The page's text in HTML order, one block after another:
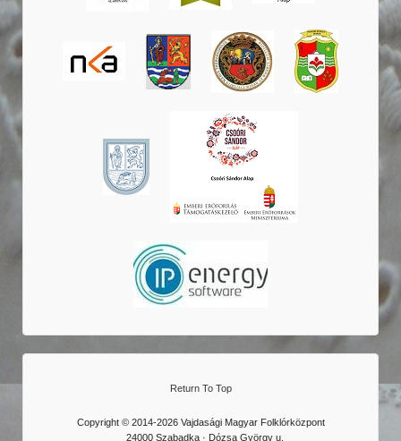
Return To Top
Copyright © 2014-2026 Vajdasági Magyar Folklórközpont
24000 Szabadka · Dózsa György u.